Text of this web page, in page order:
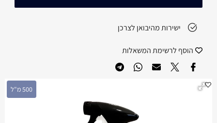
500 מ"ל
ישירות מהיבואן לצרכן
הוסף לרשימת המשאלות